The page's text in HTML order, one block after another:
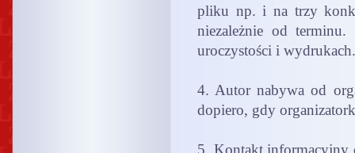
pliku np. i na trzy
niezależnie od
uroczystości i wydrukach.
4. Autor nabywa od
dopiero, gdy
5. Kontakt informacyjny